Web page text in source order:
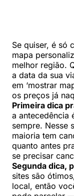
Se quiser, é só
mapa
melhor região.
a data da sua
em ‘mostrar
os preços já
Primeira dica
a antecedência
sempre. Nesse
maioria tem
quanto antes
se precisar
Segunda dica,
sites são
local, então